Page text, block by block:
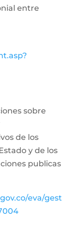
entre
sobre
de los
y de los
publicas
eva/gest